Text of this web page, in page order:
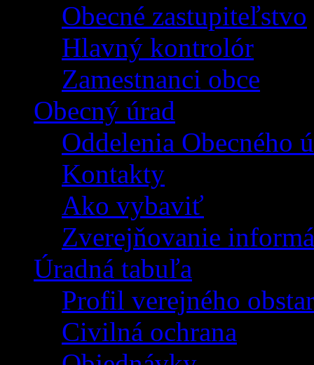
Obecné zastupiteľstvo
Hlavný kontrolór
Zamestnanci obce
Obecný úrad
Oddelenia Obecného
Kontakty
Ako vybaviť
Zverejňovanie
Úradná tabuľa
Profil verejného
Civilná ochrana